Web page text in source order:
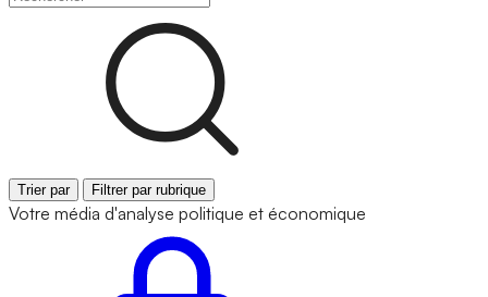
Trier par Filtrer par rubrique
Votre média d'analyse politique et économique